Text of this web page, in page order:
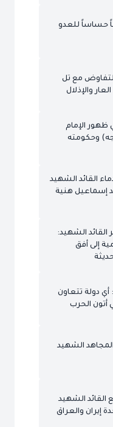
حساساً للعدو
مع تل
والإذلال
ظهور الإمام
وحكومته
القائد الشهيد
إسماعيل هنية
القائد الشهيد:
إلى أفق
أي دولة تتعاون
أتون الحرب
المجاهد الشهيد
الشهيد
والعراق